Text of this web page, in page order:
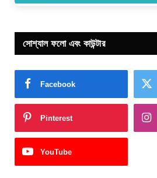
সোশ্যাল ফলো এবং কাউন্টার
Facebook
Pinterest
YouTube